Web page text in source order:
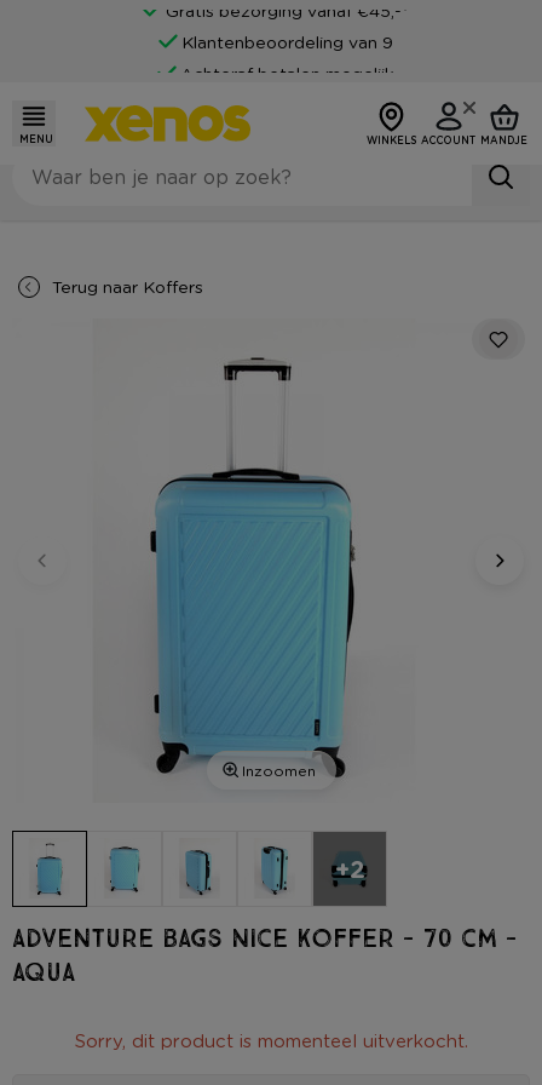
Gratis bezorging vanaf €45,-*
Klantenbeoordeling van 9
Achteraf betalen mogelijk
MENU WINKELS ACCOUNT MANDJE
Terug naar Koffers
Inzoomen
+2
Adventure Bags Nice koffer - 70 cm -
aqua
Sorry, dit product is momenteel uitverkocht.